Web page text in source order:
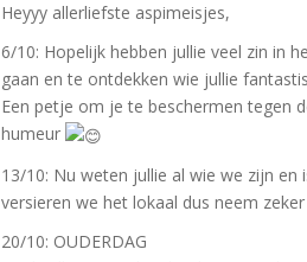
Heyyy allerliefste aspimeisjes,
6/10: Hopelijk hebben jullie veel zin in
gaan en te ontdekken wie jullie
Een petje om je te beschermen tegen
humeur
13/10: Nu weten jullie al wie we zijn
versieren we het lokaal dus neem
20/10: OUDERDAG